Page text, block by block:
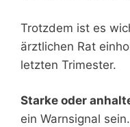
Trotzdem ist es
ärztlichen Rat
letzten Trimester.
Starke oder
ein Warnsignal